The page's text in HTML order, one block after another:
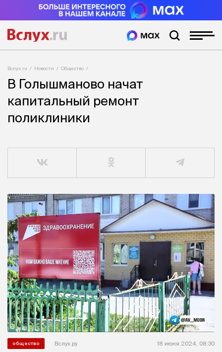
Вслух.ru Новости Общество
В Голышманово начат
капитальный ремонт
поликлиники
общество Вслух.ру 18 июня 2024, 08:30